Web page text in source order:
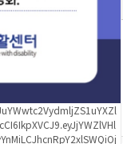
포토갤러리